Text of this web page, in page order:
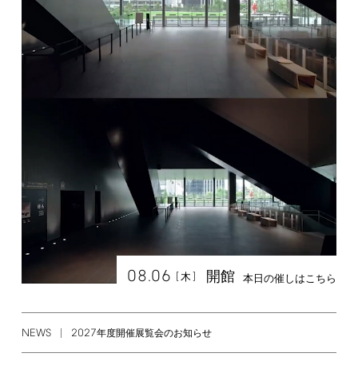
08.06 [木 ] 開館 本日の催しはこちら
NEWS 2027年度開催展覧会のお知らせ